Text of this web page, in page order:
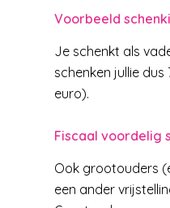
Voorbeeld
Je schenkt als
schenken jullie
euro).
Fiscaal voordelig
Ook grootouders
een ander